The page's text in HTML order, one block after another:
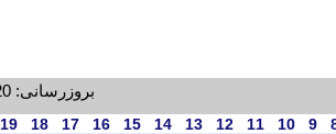
بروزرسانی: 18:20
9
10
11
12
13
14
15
16
17
18
19